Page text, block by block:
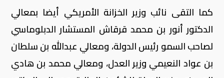
كما التقى نائب وزير الخزانة الأمريكي أيضا بمعالي
الدكتور أنور بن محمد قرقاش المستشار الدبلوماسي
لصاحب السمو رئيس الدولة، ومعالي عبدالله بن سلطان
بن عواد النعيمي وزير العدل، ومعالي محمد بن هادي